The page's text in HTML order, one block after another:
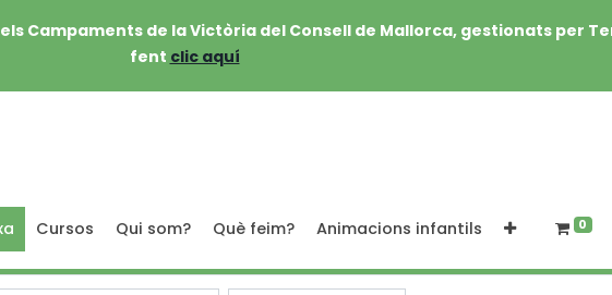
Campaments de la Victòria del Consell de Mallorca, gestionats per
fent clic aquí
Cursos Qui som? Què feim? Animacions infantils 0